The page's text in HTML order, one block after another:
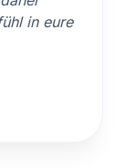
in eure